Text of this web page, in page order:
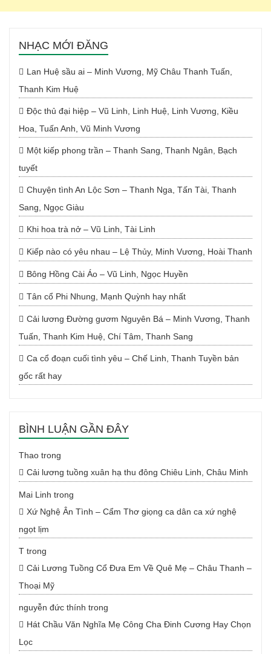
NHẠC MỚI ĐĂNG
Lan Huệ sầu ai – Minh Vương, Mỹ Châu Thanh Tuấn,
Thanh Kim Huệ
Độc thủ đại hiệp – Vũ Linh, Linh Huệ, Linh Vương, Kiều
Hoa, Tuấn Anh, Vũ Minh Vương
Một kiếp phong trần – Thanh Sang, Thanh Ngân, Bạch
tuyết
Chuyện tình An Lộc Sơn – Thanh Nga, Tấn Tài, Thanh
Sang, Ngọc Giàu
Khi hoa trà nở – Vũ Linh, Tài Linh
Kiếp nào có yêu nhau – Lệ Thủy, Minh Vương, Hoài Thanh
Bông Hồng Cài Áo – Vũ Linh, Ngọc Huyền
Tân cổ Phi Nhung, Mạnh Quỳnh hay nhất
Cải lương Đường gươm Nguyên Bá – Minh Vương, Thanh
Tuấn, Thanh Kim Huệ, Chí Tâm, Thanh Sang
Ca cổ đoạn cuối tình yêu – Chế Linh, Thanh Tuyền bản
gốc rất hay
BÌNH LUẬN GẦN ĐÂY
Thao trong
Cải lương tuồng xuân hạ thu đông Chiêu Linh, Châu Minh
Mai Linh trong
Xứ Nghệ Ân Tình – Cẩm Thơ giọng ca dân ca xứ nghệ
ngọt lịm
T trong
Cải Lương Tuồng Cổ Đưa Em Về Quê Mẹ – Châu Thanh –
Thoại Mỹ
nguyễn đức thính trong
Hát Chầu Văn Nghĩa Mẹ Công Cha Đinh Cương Hay Chọn
Lọc